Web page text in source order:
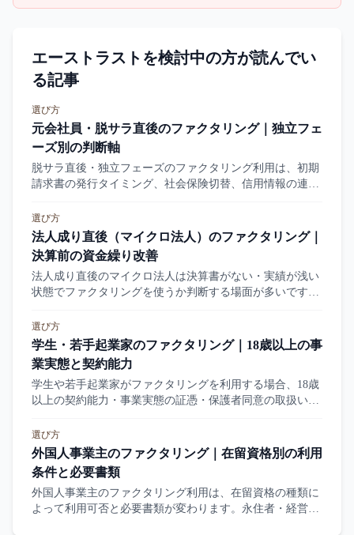
エーストラストを検討中の方が読んでい
る記事
選び方
元会社員・脱サラ直後のファクタリング｜独立フェ
ーズ別の判断軸
脱サラ直後・独立フェーズのファクタリング利用は、初期
請求書の発行タイミング、社会保険切替、信用情報の連続
断軸を整理します。
選び方
法人成り直後（マイクロ法人）のファクタリング｜
決算前の資金繰り改善
法人成り直後のマイクロ法人は決算書がない・実績が浅い
状態でファクタリングを使うか判断する場面が多いです。
事業主からの法人成りで何が変わるかを整理します。
選び方
学生・若手起業家のファクタリング｜18歳以上の事
業実態と契約能力
学生や若手起業家がファクタリングを利用する場合、18歳
以上の契約能力・事業実態の証憑・保護者同意の取扱いな
意点、別の選択肢を整理します。
選び方
外国人事業主のファクタリング｜在留資格別の利用
条件と必要書類
外国人事業主のファクタリング利用は、在留資格の種類に
よって利用可否と必要書類が変わります。永住者・経営管